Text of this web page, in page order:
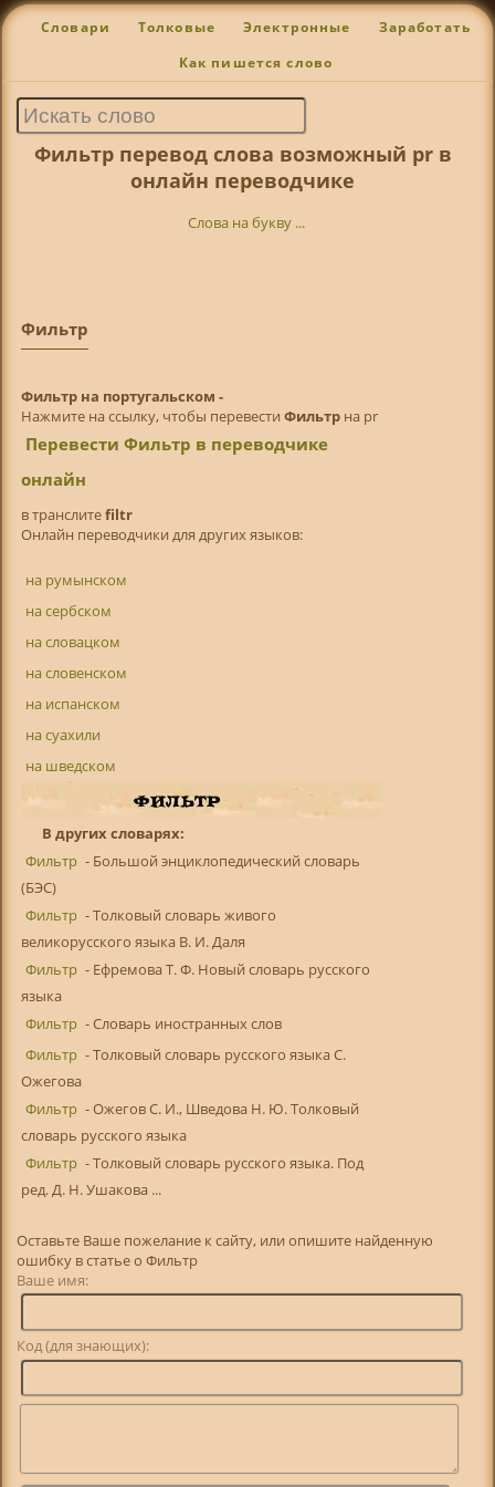
Словари Толковые Электронные Заработать
Как пишется слово
Фильтр перевод слова возможный pr в
онлайн переводчике
Слова на букву ...
Фильтр
Фильтр на португальском -
Нажмите на ссылку, чтобы перевести Фильтрна pr
Перевести Фильтр в переводчике
онлайн
в транслитefiltr
Онлайн переводчики для других языков:
на румынском
на сербском
на словацком
на словенском
на испанском
на суахили
на шведском
В других словарях:
Фильтр - Большой энциклопедический словарь
(БЭС)
Фильтр - Толковый словарь живого
великорусского языка В. И. Даля
Фильтр - Ефремова Т. Ф. Новый словарь русского
языка
Фильтр - Словарь иностранных слов
Фильтр - Толковый словарь русского языка С.
Ожегова
Фильтр - Ожегов С. И., Шведова Н. Ю. Толковый
словарь русского языка
Фильтр - Толковый словарь русского языка. Под
ред. Д. Н. Ушакова ...
Оставьте Ваше пожелание к сайту, или опишите найденную
ошибку в статье о Фильтр
Ваше имя:
Код (для знающих):